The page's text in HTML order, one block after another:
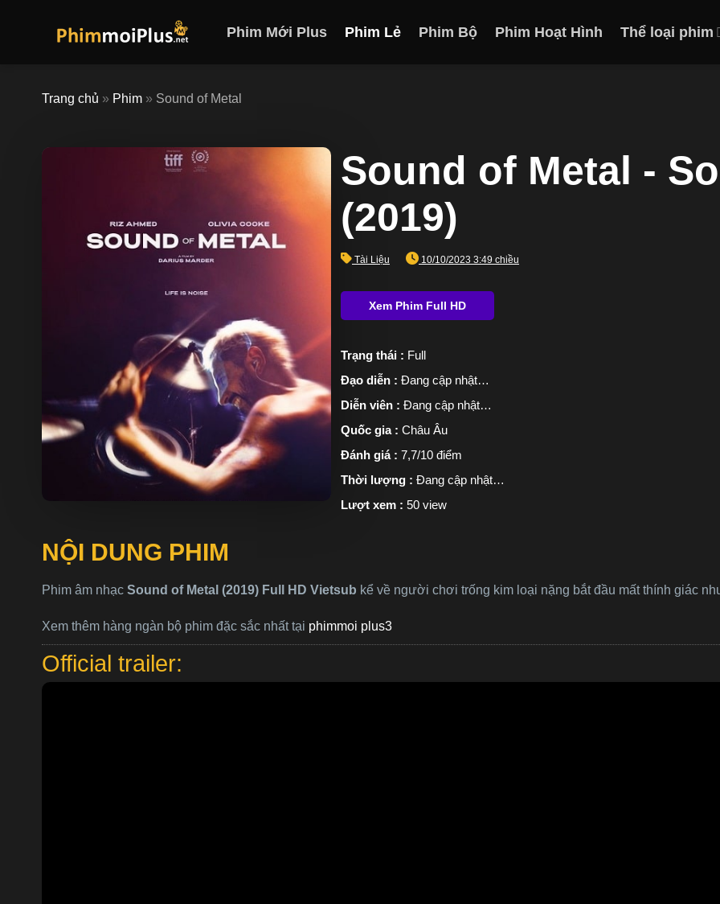
Phim Mới Plus Phim Lẻ Phim Bộ Phim Hoạt Hình Thể loại phim
Trang chủ » Phim » Sound of Metal
Sound of Metal -
(2019)
Tài Liệu 10/10/2023 3:49 chiều
Trạng thái : Full
Đạo diễn : Đang cập nhật…
Diễn viên : Đang cập nhật…
Quốc gia : Châu Âu
Đánh giá : 7,7/10 điểm
Thời lượng : Đang cập nhật…
Lượt xem : 50 view
NỘI DUNG PHIM
Phim âm nhạc Sound of Metal (2019) Full HD Vietsub kể về người chơi trống kim loại nặng bắt đầu mất thính giác
Xem thêm hàng ngàn bộ phim đặc sắc nhất tại phimmoi plus3
Official trailer: